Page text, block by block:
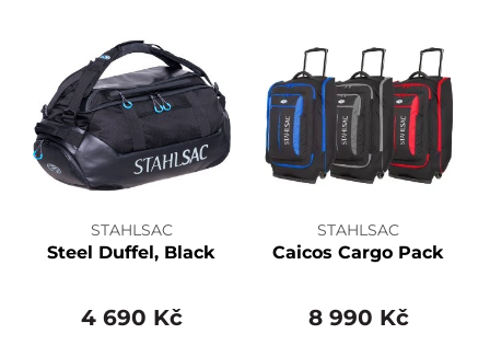
STAHLSAC
Steel Duffel, Black
4 690 Kč
STAHLSAC
Caicos Cargo Pack
8 990 Kč